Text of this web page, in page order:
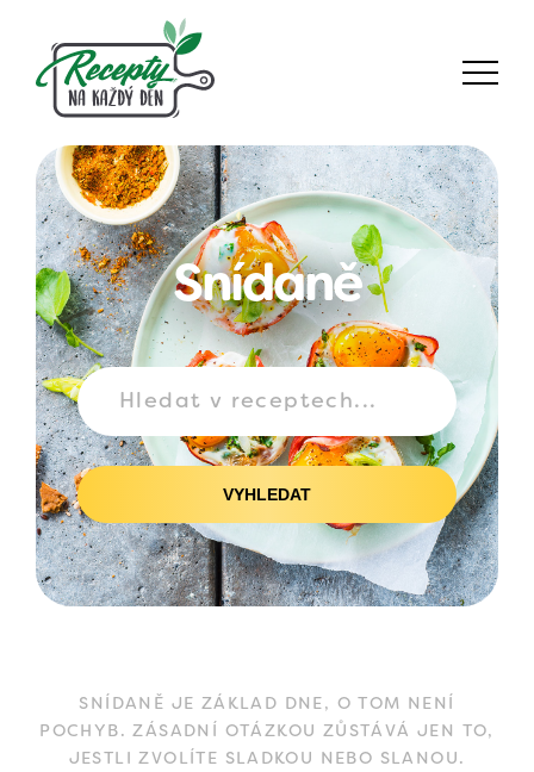
Snídaně
VYHLEDAT
SNÍDANĚ JE ZÁKLAD DNE, O TOM NENÍ
POCHYB. ZÁSADNÍ OTÁZKOU ZŮSTÁVÁ JEN TO,
JESTLI ZVOLÍTE SLADKOU NEBO SLANOU.